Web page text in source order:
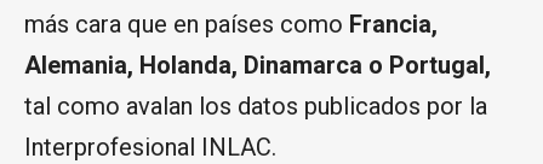
más cara que en países como Francia,
Alemania, Holanda, Dinamarca o Portugal,
tal como avalan los datos publicados por la
Interprofesional INLAC.